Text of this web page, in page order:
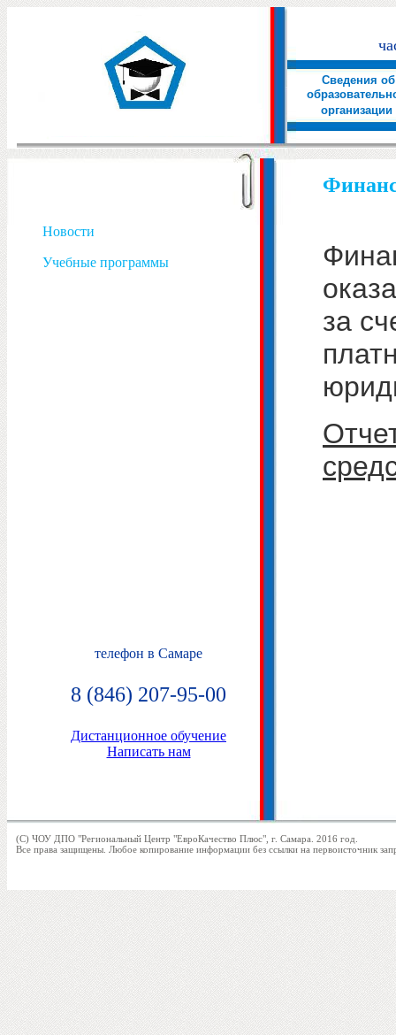
Сведения об
организации
Новости
Учебные программы
телефон в Самаре
8 (846) 207-95-00
Дистанционное обучение
Написать нам
за
(C) ЧОУ ДПО "Региональный Центр "ЕвроКачество Плюс", г. Самара. 2016 год.
Все права защищены. Любое копирование информации без ссылки на первоисточник